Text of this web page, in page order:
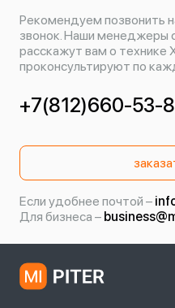
Рекомендуем позвонить
звонок. Наши менеджеры
расскажут вам о технике
проконсультируют по
+7(812)660-53-
Если удобнее почтой –
Для бизнеса –